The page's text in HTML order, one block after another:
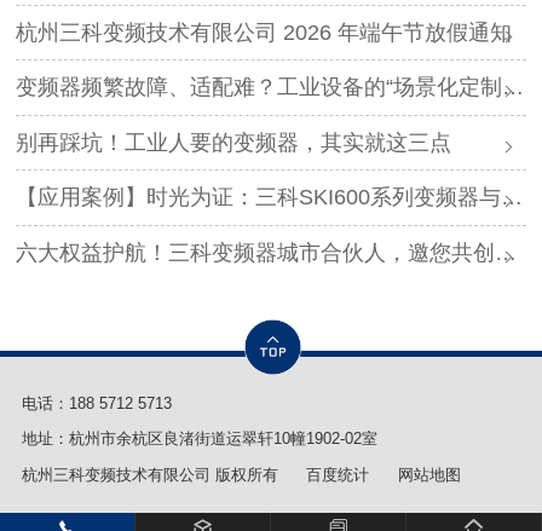
杭州三科变频技术有限公司 2026 年端午节放假通知
变频器频繁故障、适配难？工业设备的“场景化定制”，才是破局关键
别再踩坑！工业人要的变频器，其实就这三点
【应用案例】时光为证：三科SKI600系列变频器与调直机的“长情陪伴”！
六大权益护航！三科变频器城市合伙人，邀您共创事业
电话： 188 5712 5713
地址：杭州市余杭区良渚街道运翠轩10幢1902-02室
杭州三科变频技术有限公司 版权所有
百度统计 网站地图